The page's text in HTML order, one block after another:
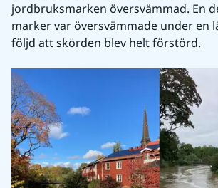
jordbruksmarken översvämmad. En
marker var översvämmade under en
följd att skörden blev helt förstörd.